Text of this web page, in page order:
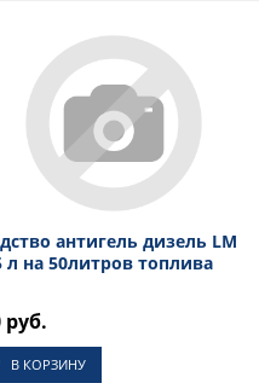
антигель дизель LM
л на 50литров топлива
руб.
В КОРЗИНУ